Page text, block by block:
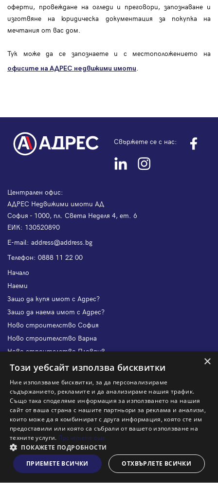
Виж на картата
оферти, провеждане на огледи и преговори, запознаване и
изготвяне на юридическа документация за покупка на
мечтания от вас дом.
Тук може да се запознаете и с местоположението на
офисите на АДРЕС недвижими имоти
Свържете се с нас:
Централен офис:
АДРЕС Недвижими имоти АД
София - 1000, пл. Света Неделя 4, ет. 6
ЕИК: 130520890
Е-mail: address@address.bg
Телефон: 0888 11 22 00
Начало
Наеми
Защо да купя имот с Адрес?
Защо да наема имот с Адрес?
Ново строителство София
Ново строителство Варна
Ново строителство Пловдив
Ново строителство Бургас
Защо да отдам имот с Адрес?
Наши офиси
Кариери
Кои сме ние?
Франчайз
Блог
Искаш ли да получаваш актуална информация за пазара
на недвижими имоти?
×
Този уебсайт използва бисквитки
Ние използваме бисквитки, за да персонализираме
съдържанието, рекламите и да анализираме нашия трафик.
Също така споделяме информация за използването на нашия
сайт от ваша страна с нашите партньори за реклама и анализи,
които може да я комбинират с друга информация, която сте им
предоставили или която са събрали от вашето използване на
техните услуги. Прочетете още
ПОКАЖЕТЕ ПОДРОБНОСТИ
ПРИЕМЕТЕ ВСИЧКИ
ОТХВЪРЛЕТЕ ВСИЧКИ